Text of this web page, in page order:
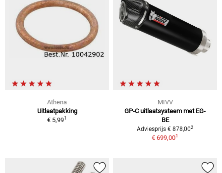
Athena
Uitlaatpakking
€ 5,991
MIVV
GP-C uitlaatsysteem met EG-
BE
Adviesprijs € 878,002
€ 699,001